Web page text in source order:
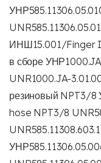
ИНШ15.001/Finger
в сборе
UNR1000.JA-
резиновый NPT3/8
hose NPT3/8